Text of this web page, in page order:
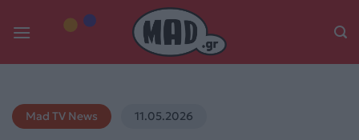
Mad TV News 11.05.2026